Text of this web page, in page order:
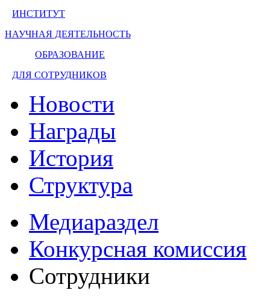
ИНСТИТУТ
НАУЧНАЯ ДЕЯТЕЛЬНОСТЬ
ОБРАЗОВАНИЕ
ДЛЯ СОТРУДНИКОВ
Новости
Награды
История
Структура
Медиараздел
Конкурсная комиссия
Сотрудники